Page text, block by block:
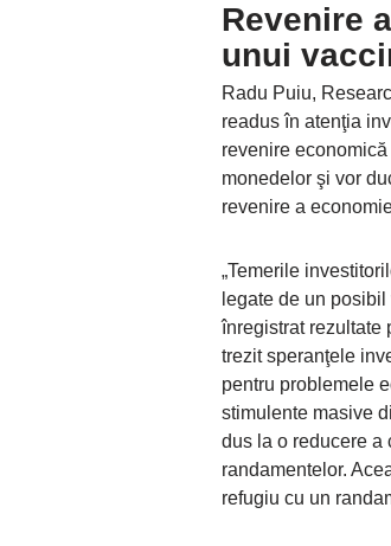
Revenire
unui
Radu Puiu,
readus în atenţia
revenire
monedelor şi vor
revenire a
„Temerile
legate de un
înregistrat rezultate
trezit speranţele
pentru problemele
stimulente masive
dus la o reducere a
randamentelor.
refugiu cu un